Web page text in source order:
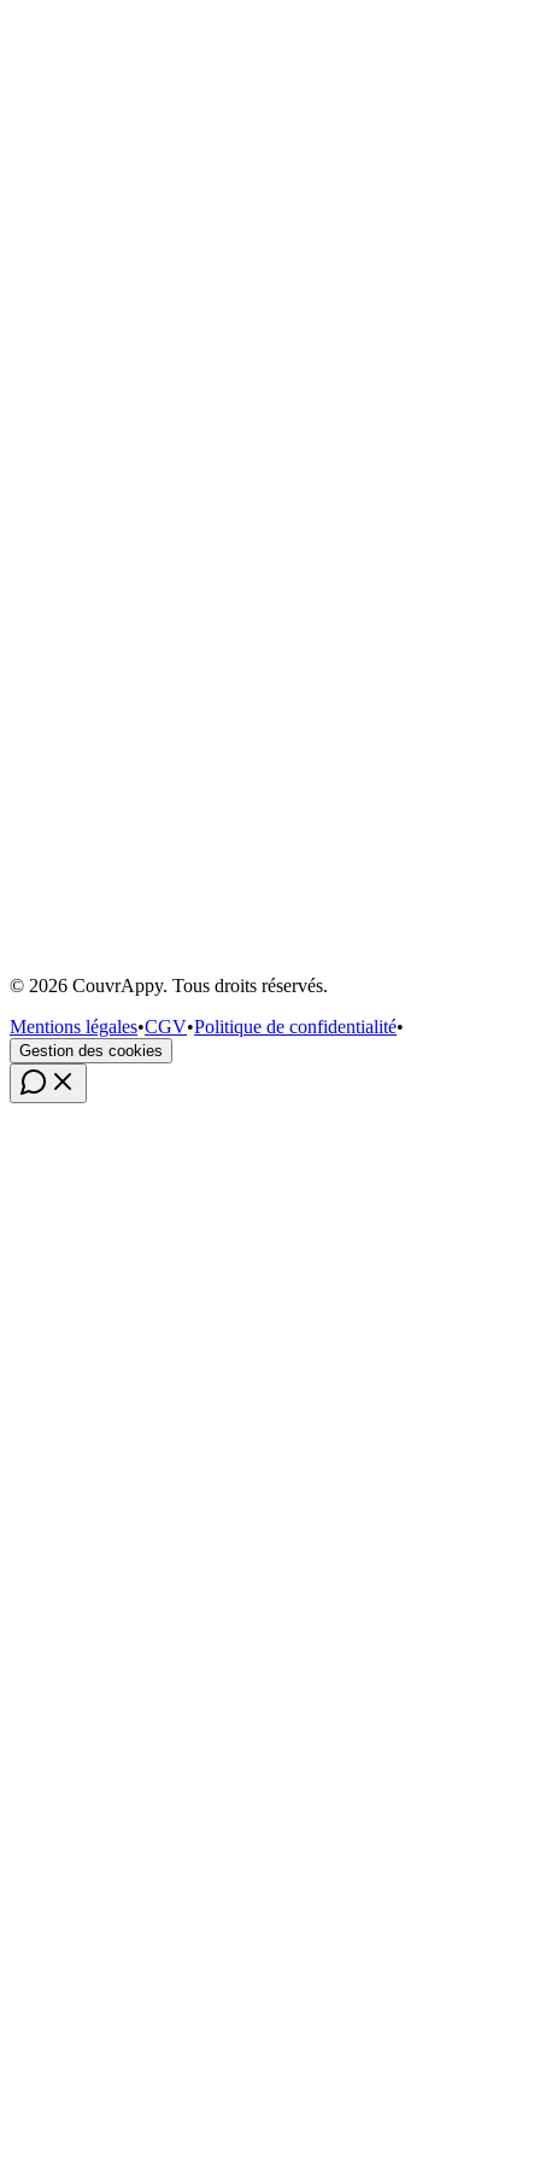
Voir les tarifs
© 2026 CouvrAppy. Tous droits réservés.
Mentions légales•CGV•Politique de confidentialité•
Gestion des cookies